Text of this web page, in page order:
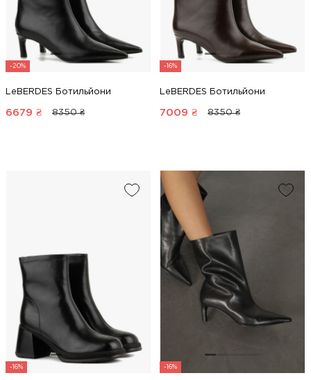
-20%
LeBERDES Ботильйони
6679 ₴ 8350 ₴
-16%
LeBERDES Ботильйони
7009 ₴ 8350 ₴
-16% -16%